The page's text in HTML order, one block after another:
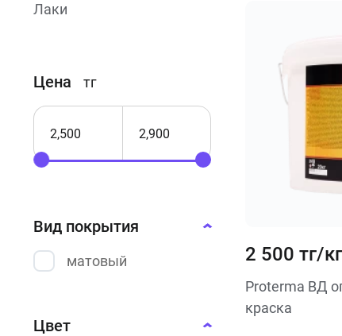
Лаки
краски
Порошковые
краски
краски
Резиновые
краски
Цена тг
Вид покрытия
матовый
Цвет
2 500 тг/кг
Proterma ВД
краска